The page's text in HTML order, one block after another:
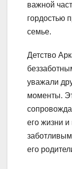
важной
гордостью
семье.
Детство
уважали
моменты.
его жизни и
его